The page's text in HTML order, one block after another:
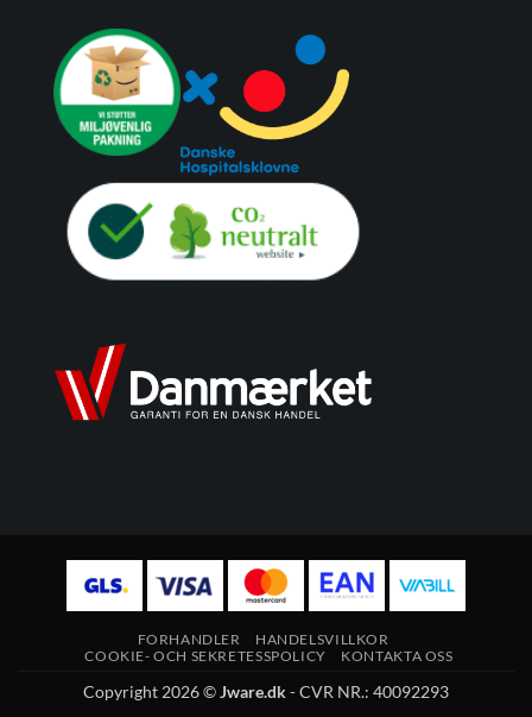
FORHANDLER
HANDELSVILLKOR
COOKIE- OCH SEKRETESSPOLICY
KONTAKTA OSS
Copyright 2026 ©Jware.dk- CVR NR.: 40092293